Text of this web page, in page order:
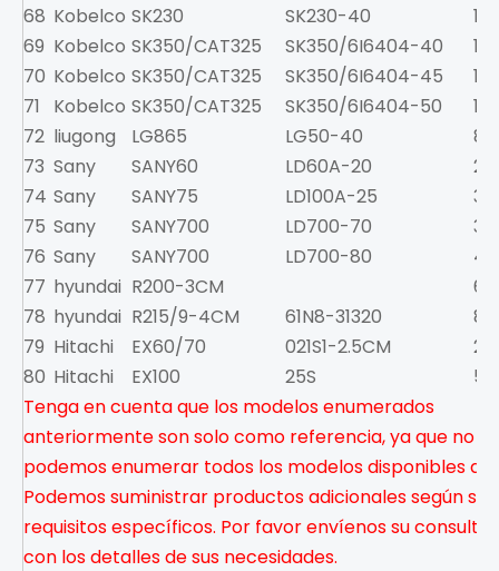
68 Kobelco SK230 SK230-40
11
69 Kobelco SK350/CAT325 SK350/6I6404-40
70 Kobelco SK350/CAT325 SK350/6I6404-45
71
Kobelco SK350/CAT325 SK350/6I6404-50
72 liugong LG865 LG50-40
8.5
73 Sany SANY60 LD60A-20
74 Sany SANY75 LD100A-25
3.8
75 Sany SANY700 LD700-70
76 Sany SANY700 LD700-80
45
77 hyundai R200-3CM
6.5
78 hyundai R215/9-4CM 61N8-31320
8
79 Hitachi EX60/70 021S1-2.5CM
2.8
80 Hitachi EX100 25S
5.1
Tenga en cuenta que los modelos enumerados
anteriormente son solo como referencia, ya que no
podemos enumerar todos los modelos disponibles
Podemos suministrar productos adicionales según sus
requisitos específicos. Por favor envíenos su consulta
con los detalles de sus necesidades.